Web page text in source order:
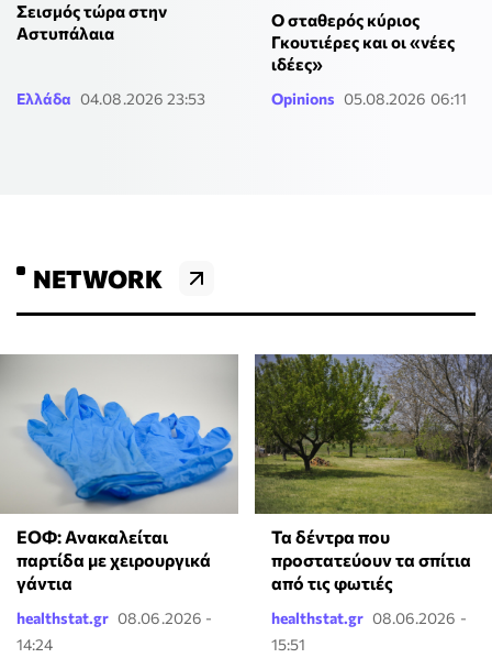
Σεισμός τώρα στην
Αστυπάλαια
Ελλάδα 04.08.2026 23:53
Ο σταθερός κύριος
Γκουτιέρες και οι «νέες
ιδέες»
Opinions 05.08.2026 06:11
NETWORK
ΕΟΦ: Ανακαλείται
παρτίδα με χειρουργικά
γάντια
healthstat.gr 08.06.2026 -
14:24
Τα δέντρα που
προστατεύουν τα σπίτια
από τις φωτιές
healthstat.gr 08.06.2026 -
15:51